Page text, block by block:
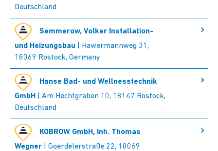
Deutschland
Semmerow, Volker Installation-
und Heizungsbau | Hawermannweg 31,
18069 Rostock, Germany
Hanse Bad- und Wellnesstechnik
GmbH
| Am Hechtgraben 10, 18147 Rostock,
Deutschland
KOBROW GmbH, Inh. Thomas
Wegner | Goerdelerstraße 22, 18069